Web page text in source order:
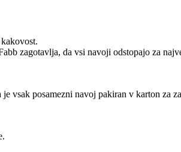
zagotavlja, da vsi navoji odstopajo za
vsak posamezni navoj pakiran v karton za